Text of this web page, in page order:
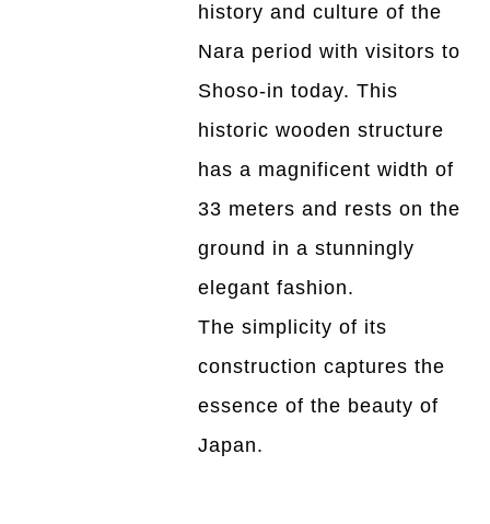
history and culture of the
Nara period with visitors to
Shoso-in today. This
historic wooden structure
has a magnificent width of
33 meters and rests on the
ground in a stunningly
elegant fashion.
The simplicity of its
construction captures the
essence of the beauty of
Japan.